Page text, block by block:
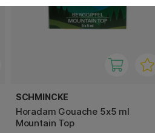
SCHMINCKE
Horadam Gouache 5x5 ml
Mountain Top